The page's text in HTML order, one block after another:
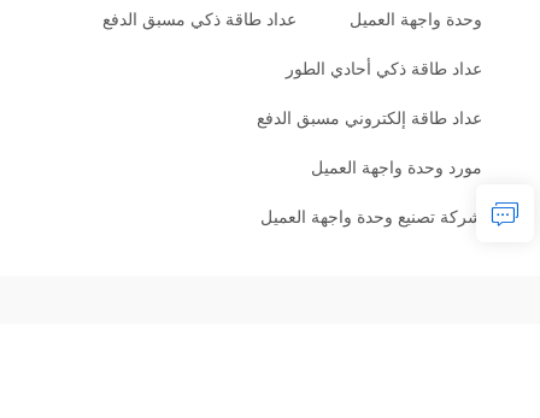
وحدة واجهة العميل عداد طاقة ذكي مسبق الدفع
عداد طاقة ذكي أحادي الطور
عداد طاقة إلكتروني مسبق الدفع
مورد وحدة واجهة العميل
شركة تصنيع وحدة واجهة العميل